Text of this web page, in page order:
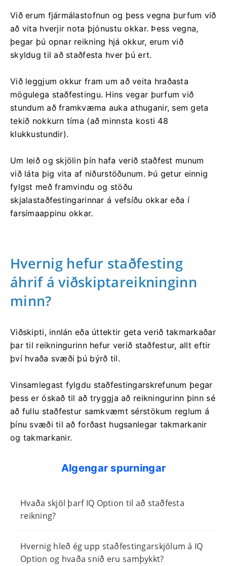
Við erum fjármálastofnun og þess vegna þurfum við
að vita hverjir nota þjónustu okkar. Þess vegna,
þegar þú opnar reikning hjá okkur, erum við
skyldug til að staðfesta hver þú ert.
Við leggjum okkur fram um að veita hraðasta
mögulega staðfestingu. Hins vegar þurfum við
stundum að framkvæma auka athuganir, sem geta
tekið nokkurn tíma (að minnsta kosti 48
klukkustundir).
Um leið og skjölin þín hafa verið staðfest munum
við láta þig vita af niðurstöðunum. Þú getur einnig
fylgst með framvindu og stöðu
skjalastaðfestingarinnar á vefsíðu okkar eða í
farsímaappinu okkar.
Hvernig hefur staðfesting
áhrif á viðskiptareikninginn
minn?
Viðskipti, innlán eða úttektir geta verið takmarkaðar
þar til reikningurinn hefur verið staðfestur, allt eftir
því hvaða svæði þú býrð til.
Vinsamlegast fylgdu staðfestingarskrefunum þegar
þess er óskað til að tryggja að reikningurinn þinn sé
að fullu staðfestur samkvæmt sérstökum reglum á
þínu svæði til að forðast hugsanlegar takmarkanir
og takmarkanir.
Algengar spurningar
Hvaða skjöl þarf IQ Option til að staðfesta
reikning?
Hvernig hleð ég upp staðfestingarskjölum á IQ
Option og hvaða snið eru samþykkt?